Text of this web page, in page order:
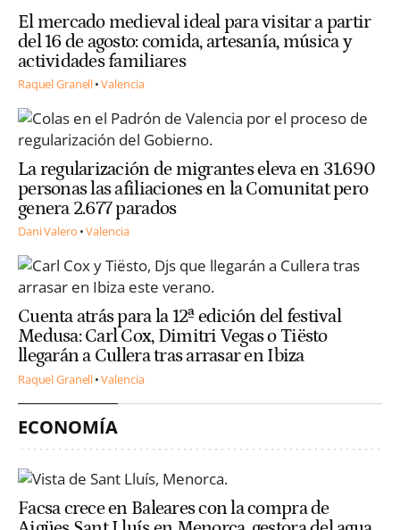
El mercado medieval ideal para visitar a partir
del 16 de agosto: comida, artesanía, música y
actividades familiares
Raquel Granell Valencia
La regularización de migrantes eleva en 31.690
personas las afiliaciones en la Comunitat pero
genera 2.677 parados
Dani Valero Valencia
Cuenta atrás para la 12ª edición del festival
Medusa: Carl Cox, Dimitri Vegas o Tiësto
llegarán a Cullera tras arrasar en Ibiza
Raquel Granell Valencia
ECONOMÍA
Facsa crece en Baleares con la compra de